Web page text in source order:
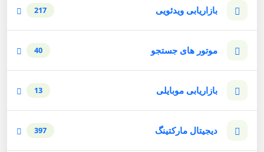
بازاریابی ویدئویی 217
موتور های جستجو 40
بازاریابی موبایلی 13
دیجیتال مارکتینگ 397